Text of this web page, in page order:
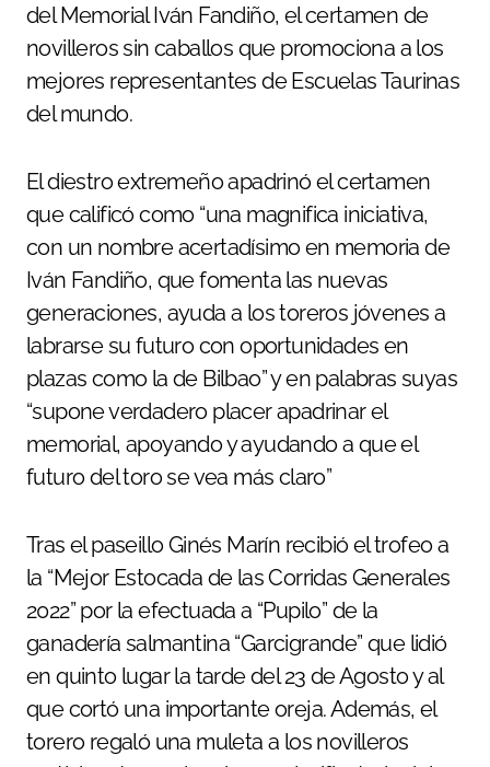
del Memorial Iván Fandiño, el certamen de
novilleros sin caballos que promociona a los
mejores representantes de Escuelas Taurinas
del mundo.
El diestro extremeño apadrinó el certamen
que calificó como “una magnifica iniciativa,
con un nombre acertadísimo en memoria de
Iván Fandiño, que fomenta las nuevas
generaciones, ayuda a los toreros jóvenes a
labrarse su futuro con oportunidades en
plazas como la de Bilbao” y en palabras suyas
“supone verdadero placer apadrinar el
memorial, apoyando y ayudando a que el
futuro del toro se vea más claro”
Tras el paseillo Ginés Marín recibió el trofeo a
la “Mejor Estocada de las Corridas Generales
2022” por la efectuada a “Pupilo” de la
ganadería salmantina “Garcigrande” que lidió
en quinto lugar la tarde del 23 de Agosto y al
que cortó una importante oreja. Además, el
torero regaló una muleta a los novilleros